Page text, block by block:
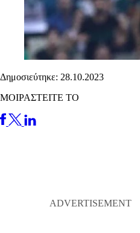
Δημοσιεύτηκε: 28.10.2023
ΜΟΙΡΑΣΤΕΙΤΕ ΤΟ